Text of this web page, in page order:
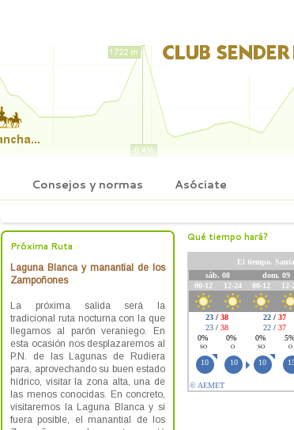
Consejos y normas Asóciate
Próxima Ruta
Laguna Blanca y manantial de los
Zampoñones
La próxima salida será la
tradicional ruta nocturna con la que
llegamos al parón veraniego. En
esta ocasión nos desplazaremos al
P.N. de las Lagunas de Rudiera
para, aprovechando su buen estado
hídrico, visitar la zona alta, una de
las menos conocidas. En concreto,
visitaremos la Laguna Blanca y si
fuera posible, el manantial de los
Qué tiempo hará?